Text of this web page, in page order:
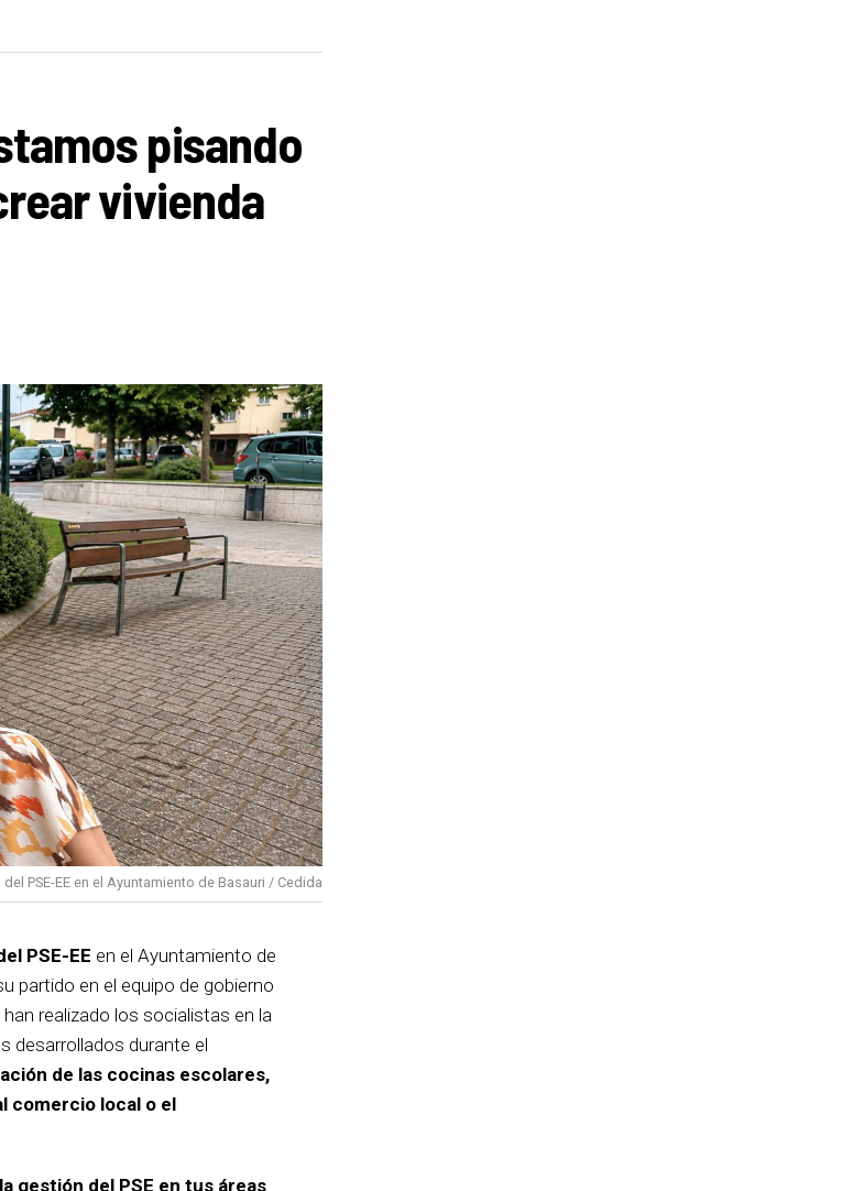
pisando
vivienda
PSE-EE en el Ayuntamiento de Basauri / Cedida
PSE-EE en el Ayuntamiento de
partido en el equipo de gobierno
realizado los socialistas en la
desarrollados durante el
de las cocinas escolares,
comercio local o el
gestión del PSE en tus áreas